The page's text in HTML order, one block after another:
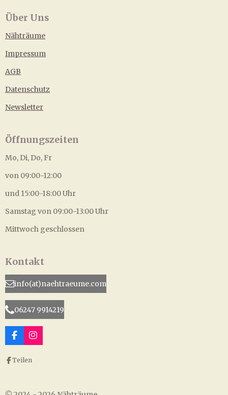
Über Uns
Nähträume
Impressum
AGB
Datenschutz
Newsletter
Öffnungszeiten
Mo, Di, Do, Fr
von 09:00-12:00
und 15:00-18:00 Uhr
Samstag von 09:00-13:00 Uhr
Mittwoch geschlossen
Kontakt
info(at)naehtraeume.com
06247 9914219
F
a
e
I
n
Teilen